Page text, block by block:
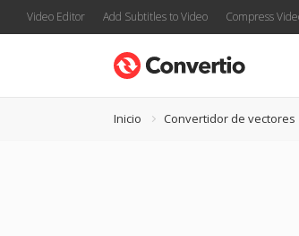
Video Editor Add Subtitles to Video Compress
Inicio Convertidor de vectores